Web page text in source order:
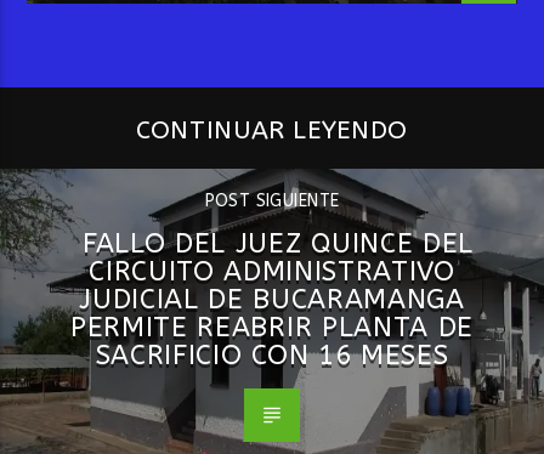
CONTINUAR LEYENDO
POST SIGUIENTE
FALLO DEL JUEZ QUINCE DEL
CIRCUITO ADMINISTRATIVO
JUDICIAL DE BUCARAMANGA
PERMITE REABRIR PLANTA DE
SACRIFICIO CON 16 MESES